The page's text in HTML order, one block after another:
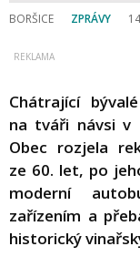
BORŠICE ZPRÁVY
Chátrající
na tváři návsi v
Obec rozjela
ze 60. let, po
moderní
zařízením a
historický